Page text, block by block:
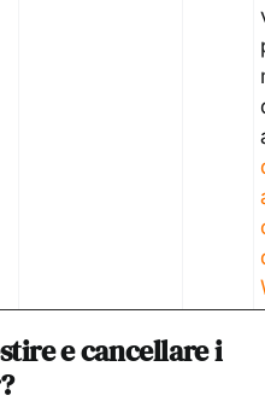
e cancellare i